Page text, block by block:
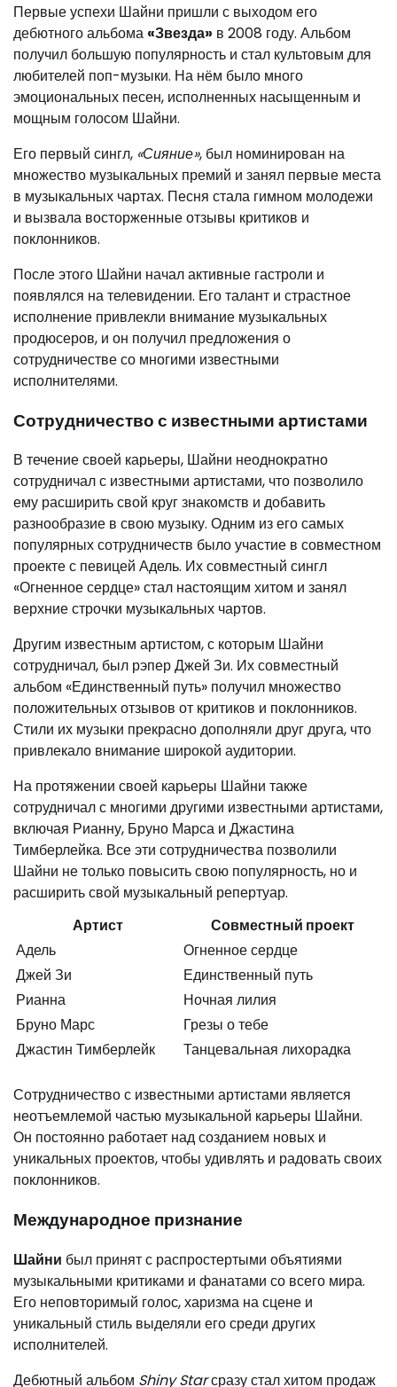
Первые успехи Шайни пришли с выходом его
дебютного альбома «Звезда» в 2008 году. Альбом
получил большую популярность и стал культовым для
любителей поп-музыки. На нём было много
эмоциональных песен, исполненных насыщенным и
мощным голосом Шайни.
Его первый сингл, «Сияние», был номинирован на
множество музыкальных премий и занял первые места
в музыкальных чартах. Песня стала гимном молодежи
и вызвала восторженные отзывы критиков и
поклонников.
После этого Шайни начал активные гастроли и
появлялся на телевидении. Его талант и страстное
исполнение привлекли внимание музыкальных
продюсеров, и он получил предложения о
сотрудничестве со многими известными
исполнителями.
Сотрудничество с известными артистами
В течение своей карьеры, Шайни неоднократно
сотрудничал с известными артистами, что позволило
ему расширить свой круг знакомств и добавить
разнообразие в свою музыку. Одним из его самых
популярных сотрудничеств было участие в совместном
проекте с певицей Адель. Их совместный сингл
«Огненное сердце» стал настоящим хитом и занял
верхние строчки музыкальных чартов.
Другим известным артистом, с которым Шайни
сотрудничал, был рэпер Джей Зи. Их совместный
альбом «Единственный путь» получил множество
положительных отзывов от критиков и поклонников.
Стили их музыки прекрасно дополняли друг друга, что
привлекало внимание широкой аудитории.
На протяжении своей карьеры Шайни также
сотрудничал с многими другими известными артистами,
включая Рианну, Бруно Марса и Джастина
Тимберлейка. Все эти сотрудничества позволили
Шайни не только повысить свою популярность, но и
расширить свой музыкальный репертуар.
Артист
Совместный проект
Адель
Огненное сердце
Джей Зи
Единственный путь
Рианна
Ночная лилия
Бруно Марс
Грезы о тебе
Джастин Тимберлейк
Танцевальная лихорадка
Сотрудничество с известными артистами является
неотъемлемой частью музыкальной карьеры Шайни.
Он постоянно работает над созданием новых и
уникальных проектов, чтобы удивлять и радовать своих
поклонников.
Международное признание
Шайни был принят с распростертыми объятиями
музыкальными критиками и фанатами со всего мира.
Его неповторимый голос, харизма на сцене и
уникальный стиль выделяли его среди других
исполнителей.
Дебютный альбом Shiny Starсразу стал хитом продаж